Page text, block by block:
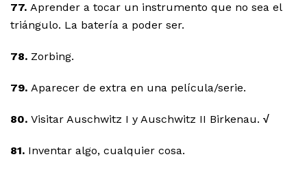
77. Aprender a tocar un instrumento que no sea el
triángulo. La batería a poder ser.
78. Zorbing.
79. Aparecer de extra en una película/serie.
80. Visitar Auschwitz I y Auschwitz II Birkenau. √
81. Inventar algo, cualquier cosa.